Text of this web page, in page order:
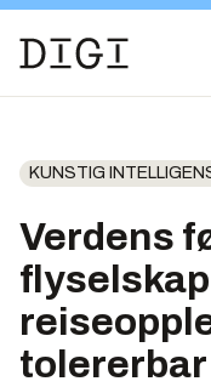
KUNSTIG
Verdens
tolererbar